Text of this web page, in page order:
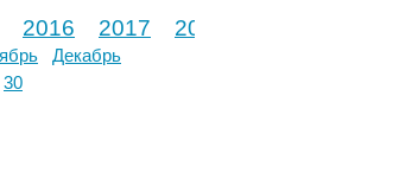
2016 2017 2018
Декабрь
30